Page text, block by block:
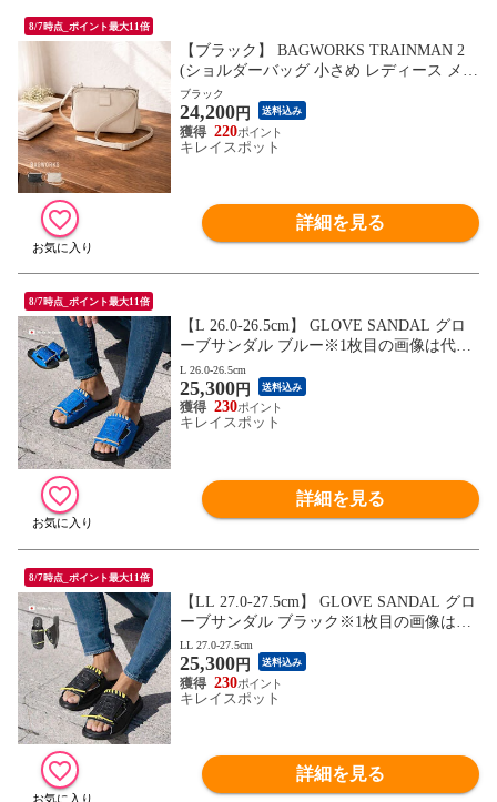
8/7時点_ポイント最大11倍
【ブラック】 BAGWORKS TRAINMAN 2
(ショルダーバッグ 小さめ レディース メン
ズ 斜めがけバッグ バッグ 鞄 斜めがけ ミ
ニショルダー)※1枚目の画像は代表イメー
ジのため色・柄が異なる場合がございま
す。2枚目以降で色・柄をご確認下さい。
ブラック
24,200円 送料込み
220
キレイスポット
詳細を見る
8/7時点_ポイント最大11倍
【L 26.0-26.5cm】 GLOVE SANDAL グロ
ーブサンダル ブルー※1枚目の画像は代表
イメージのため色・柄が異なる場合がござ
います。2枚目以降で色・柄をご確認下さ
い。
L 26.0-26.5cm
25,300円 送料込み
230
キレイスポット
詳細を見る
8/7時点_ポイント最大11倍
【LL 27.0-27.5cm】 GLOVE SANDAL グロ
ーブサンダル ブラック※1枚目の画像は代
表イメージのため色・柄が異なる場合がご
ざいます。2枚目以降で色・柄をご確認下
さい。
LL 27.0-27.5cm
25,300円 送料込み
230
キレイスポット
詳細を見る